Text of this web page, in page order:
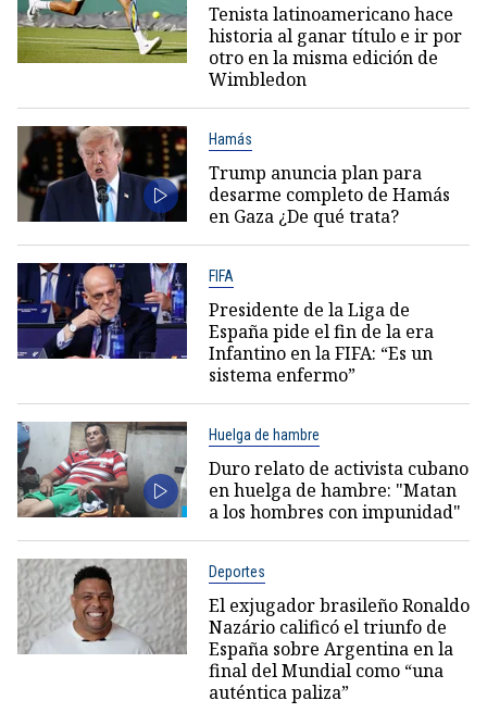
Tenista latinoamericano hace
historia al ganar título e ir por
otro en la misma edición de
Wimbledon
Hamás
Trump anuncia plan para
desarme completo de Hamás
en Gaza ¿De qué trata?
FIFA
Presidente de la Liga de
España pide el fin de la era
Infantino en la FIFA: “Es un
sistema enfermo”
Huelga de hambre
Duro relato de activista cubano
en huelga de hambre: "Matan
a los hombres con impunidad"
Deportes
El exjugador brasileño Ronaldo
Nazário calificó el triunfo de
España sobre Argentina en la
final del Mundial como “una
auténtica paliza”